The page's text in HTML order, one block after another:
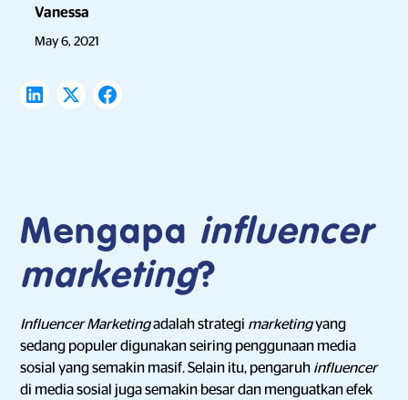
Vanessa
May 6, 2021
Mengapa influencer
marketing?
Influencer Marketingadalah strategi marketingyang
sedang populer digunakan seiring penggunaan media
sosial yang semakin masif. Selain itu, pengaruh influencer
di media sosial juga semakin besar dan menguatkan efek